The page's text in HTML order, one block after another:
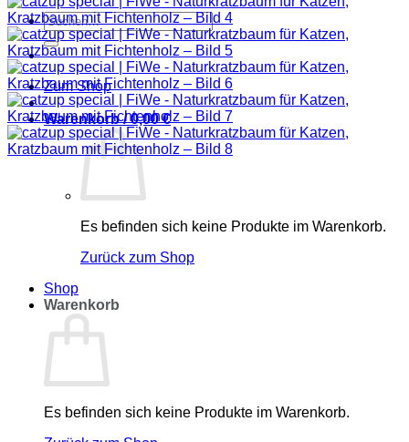
Suchen
nach:
Zum Shop
Warenkorb /0,00€
Es befinden sich keine Produkte im Warenkorb.
Zurück zum Shop
Shop
Warenkorb
Es befinden sich keine Produkte im Warenkorb.